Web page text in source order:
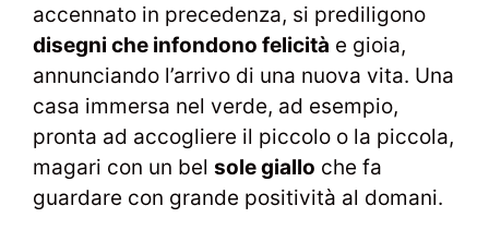
accennato in precedenza, si prediligono
disegni che infondono felicità e gioia,
annunciando l’arrivo di una nuova vita. Una
casa immersa nel verde, ad esempio,
pronta ad accogliere il piccolo o la piccola,
magari con un bel sole giallo che fa
guardare con grande positività al domani.